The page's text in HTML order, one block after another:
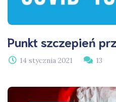
Punkt szczepień
14 stycznia 2021 13